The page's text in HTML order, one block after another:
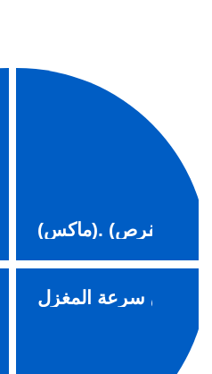
(ماكس).
ø450مم
طول قطعة العمل: